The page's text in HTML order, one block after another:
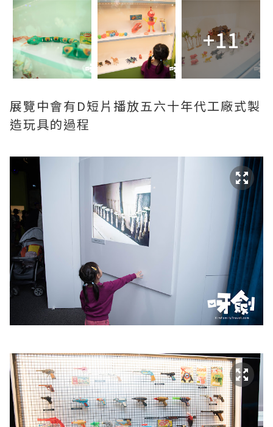
+11
展覽中會有D短片播放五六十年代工廠式製
造玩具的過程